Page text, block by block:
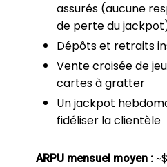
assurés (aucune
de perte du
Dépôts et retraits
Vente croisée de
cartes à gratter
Un jackpot
fidéliser la clientèle
ARPU mensuel moyen :